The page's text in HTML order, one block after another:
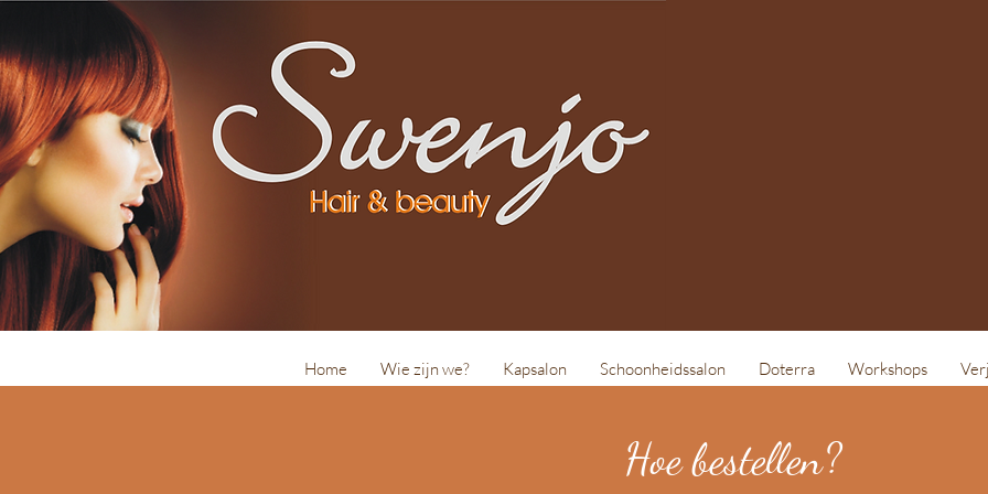
Hoe bestellen?
Home Wie zijn we? Kapsalon Schoonheidssalon Doterra Workshops